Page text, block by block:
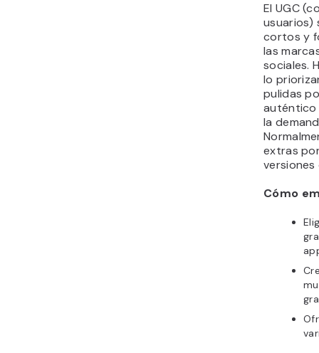
El UGC
usuarios)
cortos y
las
sociales.
lo
pulidas
auténtico
la
extras
versiones
Cómo